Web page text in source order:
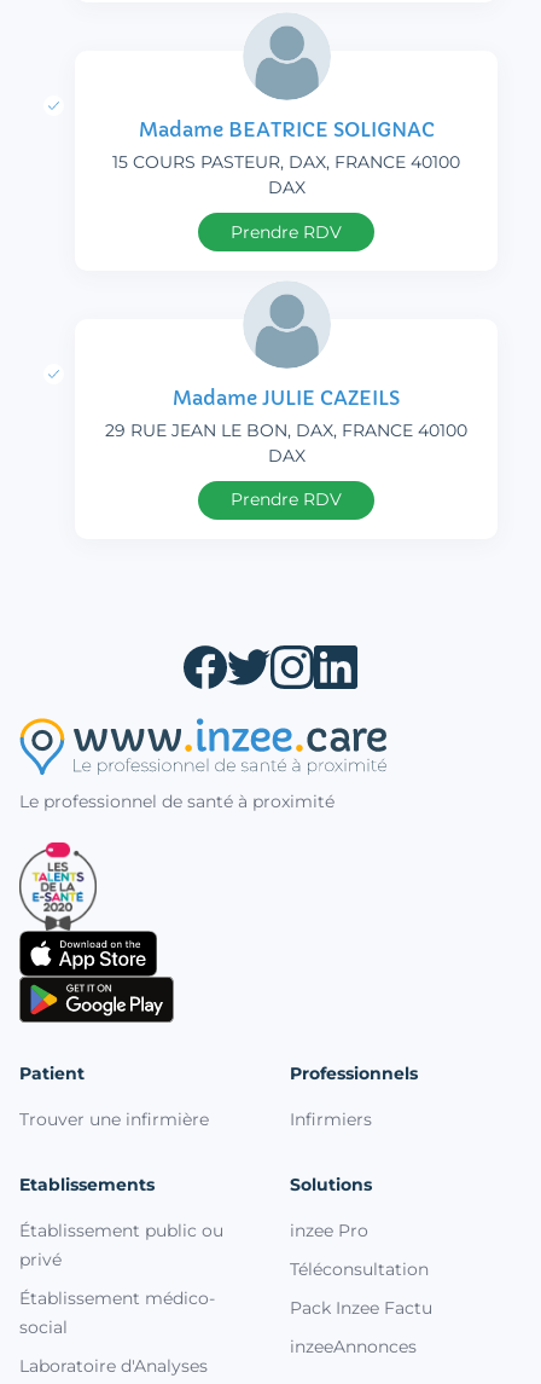
Madame BEATRICE SOLIGNAC
15 COURS PASTEUR, DAX, FRANCE 40100
DAX
Prendre RDV
Madame JULIE CAZEILS
29 RUE JEAN LE BON, DAX, FRANCE 40100
DAX
Prendre RDV
Le professionnel de santé à proximité
Patient
Trouver une infirmière
Professionnels
Infirmiers
Etablissements
Établissement public ou
privé
Établissement médico-
social
Laboratoire d'Analyses
Solutions
inzee Pro
Téléconsultation
Pack Inzee Factu
inzeeAnnonces